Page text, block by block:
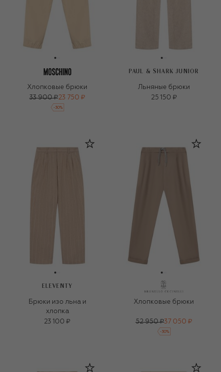
Хлопковые брюки
33 900 ₽23 750 ₽
-30%
PAUL & SHARK JUNIOR
Льняные брюки
25 150 ₽
ELEVENTY
Брюки изо льна и
хлопка
23 100 ₽
Хлопковые брюки
52 950 ₽37 050 ₽
-30%